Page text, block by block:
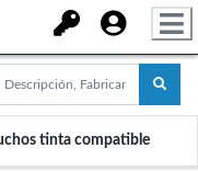
tinta compatible